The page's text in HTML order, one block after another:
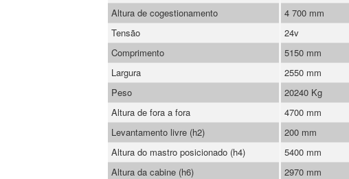
Altura de cogestionamento
4 700 mm
Tensão
24v
Comprimento
5150 mm
Largura
2550 mm
Peso
20240 Kg
Altura de fora a fora
4700 mm
Levantamento livre (h2)
200 mm
Altura do mastro posicionado (h4)
5400 mm
Altura da cabine (h6)
2970 mm